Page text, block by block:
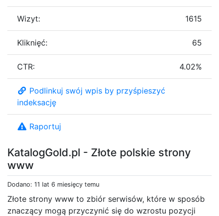
KatalogGold.pl - Złote polskie strony
www
Dodano: 11 lat 6 miesięcy temu
Złote strony www to zbiór serwisów, które w sposób
znaczący mogą przyczynić się do wzrostu pozycji
Wizyt: 1615
Kliknięć: 65
CTR: 4.02%
Podlinkuj swój wpis by przyśpieszyć
indeksację
Raportuj